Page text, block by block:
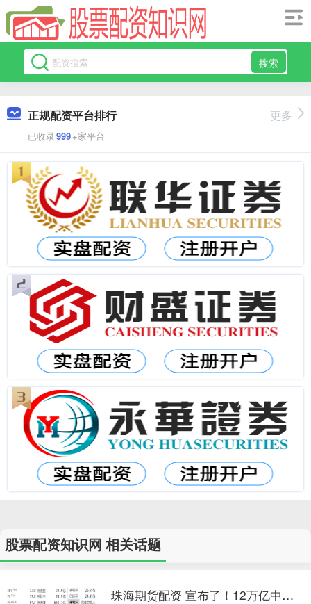
搜索
正规配资平台排行
已收录999+家平台
更多
股票配资知识网 相关话题
珠海期货配资 宣布了！12万亿中东巨头又出手！与荣盛石化、恒力集团分别签署协议